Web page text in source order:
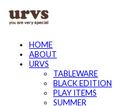
HOME
ABOUT
URVS
TABLEWARE
BLACK EDITION
PLAY ITEMS
SUMMER